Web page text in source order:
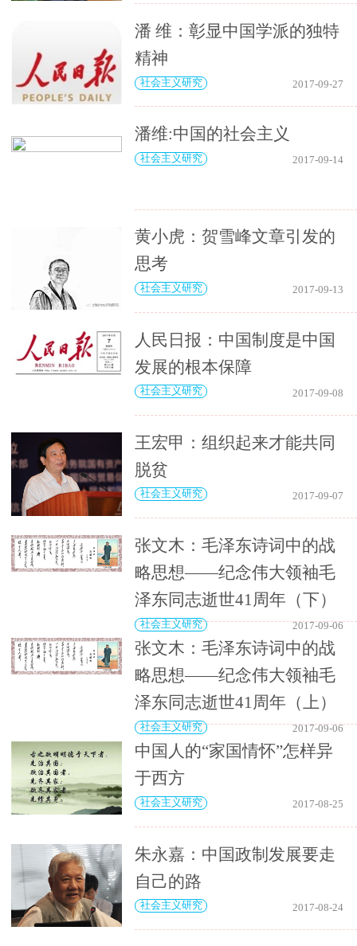
潘 维：彰显中国学派的独特
精神
社会主义研究 2017-09-27
潘维:中国的社会主义
社会主义研究 2017-09-14
黄小虎：贺雪峰文章引发的
思考
社会主义研究 2017-09-13
人民日报：中国制度是中国
发展的根本保障
社会主义研究 2017-09-08
王宏甲：组织起来才能共同
脱贫
社会主义研究 2017-09-07
张文木：毛泽东诗词中的战
略思想——纪念伟大领袖毛
泽东同志逝世41周年（下）
社会主义研究 2017-09-06
张文木：毛泽东诗词中的战
略思想——纪念伟大领袖毛
泽东同志逝世41周年（上）
社会主义研究 2017-09-06
中国人的“家国情怀”怎样异
于西方
社会主义研究 2017-08-25
朱永嘉：中国政制发展要走
自己的路
社会主义研究 2017-08-24